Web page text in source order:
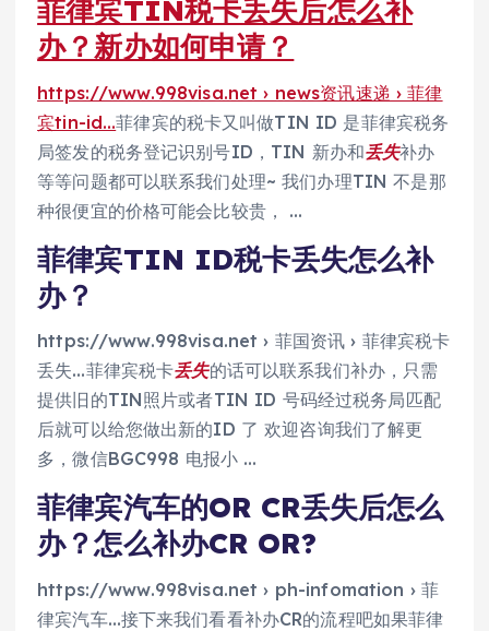
菲律宾TIN税卡丢失后怎么补
办？新办如何申请？
https://www.998visa.net › news资讯速递 › 菲律
宾tin-id…菲律宾的税卡又叫做TIN ID 是菲律宾税务
局签发的税务登记识别号ID，TIN 新办和丢失补办
等等问题都可以联系我们处理~ 我们办理TIN 不是那
种很便宜的价格可能会比较贵， …
菲律宾TIN ID税卡丢失怎么补
办？
https://www.998visa.net › 菲国资讯 › 菲律宾税卡
丢失…菲律宾税卡丢失的话可以联系我们补办，只需
提供旧的TIN照片或者TIN ID 号码经过税务局匹配
后就可以给您做出新的ID 了 欢迎咨询我们了解更
多，微信BGC998 电报小 …
菲律宾汽车的OR CR丢失后怎么
办？怎么补办CR OR?
https://www.998visa.net › ph-infomation › 菲
律宾汽车…接下来我们看看补办CR的流程吧如果菲律